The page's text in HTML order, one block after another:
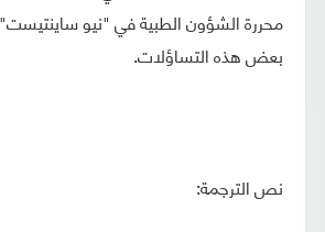
محررة الشؤون الطبية في "نيو
بعض هذه التساؤلات.
نص الترجمة: